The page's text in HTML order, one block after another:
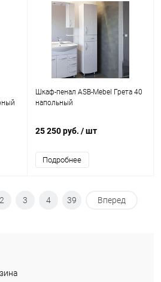
Шкаф-пенал ASB-Mebel Грета 40
напольный
25 250 руб. / шт
Подробнее
2 3 4 39 Вперед